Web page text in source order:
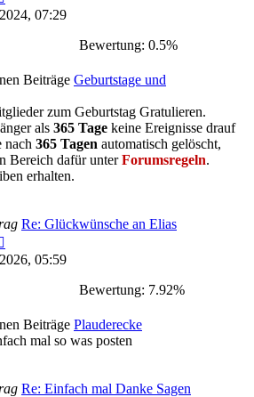
Beitrag07:29
Bewertung: 0.5%
Geburtstage und
zum Geburtstag Gratulieren.
als 365 Tage keine Ereignisse drauf
nach 365 Tagen automatisch gelöscht,
Bereich dafür unterForumsregeln.
erhalten.
Re: Glückwünsche an Elias
Beitrag05:59
Bewertung: 7.92%
Plauderecke
mal so was posten
Re: Einfach mal Danke Sagen